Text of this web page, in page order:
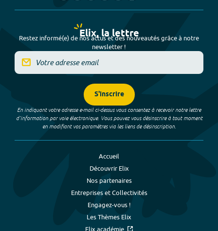
Elix, la lettre
Restez informé(e) de nos actus et des nouveautés grâce à notre
newsletter !
S'inscrire
En indiquant votre adresse e-mail ci-dessus vous consentez à recevoir notre lettre
d’information par voie électronique. Vous pouvez vous désinscrire à tout moment
en modifiant vos paramètres via les liens de désinscription.
Accueil
Découvrir Elix
Nos partenaires
Entreprises et Collectivités
Engagez-vous !
Les Thèmes Elix
Elix académie